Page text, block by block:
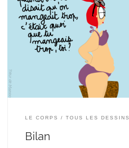
LE CORPS TOUS LES DESSINS
Bilan